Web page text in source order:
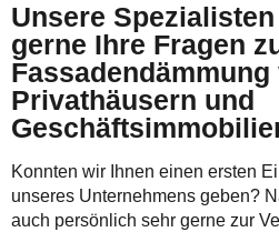
Unsere
gerne Ihre Fragen
Fassadendämmung
Privathäusern und
Konnten wir Ihnen einen ersten
unseres Unternehmens geben?
auch persönlich sehr gerne zur